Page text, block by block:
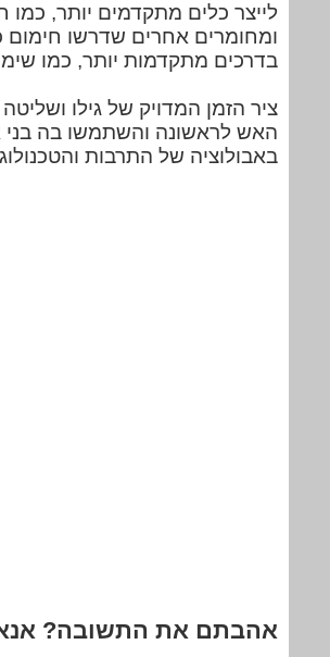
לייצר כלים מתקדמים יותר, כמו
ומחומרים אחרים שדרשו חימום
בדרכים מתקדמות יותר, כמו
ציר הזמן המדויק של גילו ושליטה
האש לראשונה והשתמשו בה בני
באבולוציה של התרבות
אהבתם את התשובה?